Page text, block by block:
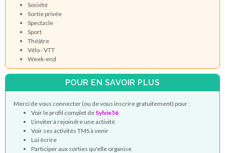
Société
Sortie privée
Spectacle
Sport
Théâtre
Vélo - VTT
Week-end
POUR EN SAVOIR PLUS
Merci de vous connecter (ou de vous inscrire gratuitement) pour :
Voir le profil complet de Sylvie56
L'inviter à rejoindre une activité
Voir ses activités TMS à venir
Lui écrire
Participer aux sorties qu'elle organise